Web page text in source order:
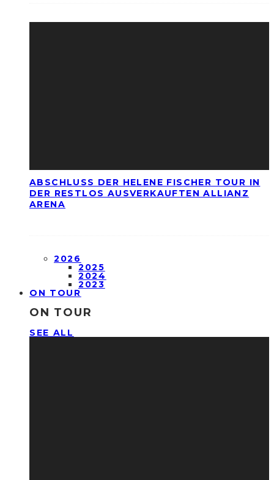
ABSCHLUSS DER HELENE FISCHER TOUR IN
DER RESTLOS AUSVERKAUFTEN ALLIANZ
ARENA
2026
2025
2024
2023
ON TOUR
ON TOUR
SEE ALL